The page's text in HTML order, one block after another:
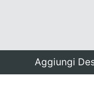
Aggiungi